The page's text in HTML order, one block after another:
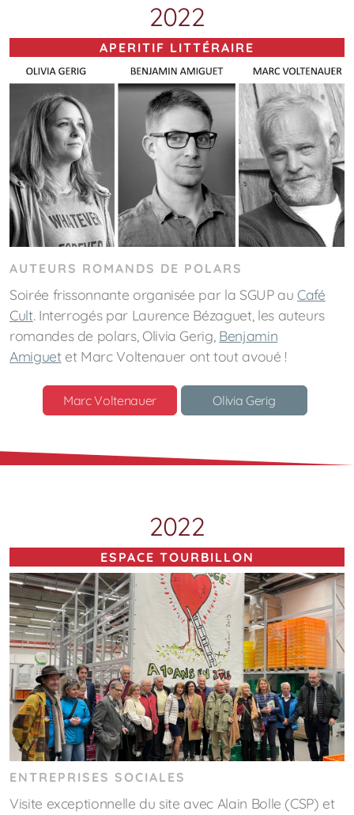
2022
APERITIF LITTÉRAIRE
AUTEURS ROMANDS DE POLARS
Soirée frissonnante organisée par la SGUP au Café
Cult. Interrogés par Laurence Bézaguet, les auteurs
romandes de polars, Olivia Gerig, Benjamin
Amiguetet Marc Voltenauer ont tout avoué !
Marc Voltenauer Olivia Gerig
2022
ESPACE TOURBILLON
ENTREPRISES SOCIALES
Visite exceptionnelle du site avec Alain Bolle (CSP) et